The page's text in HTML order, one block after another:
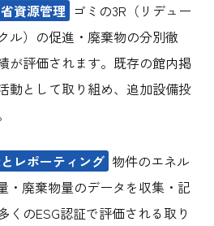
資源管理 ゴミの3R（リデュー
ル）の促進・廃棄物の分別徹
が評価されます。既存の館内掲
動として取り組め、追加設備投
レポーティング 物件のエネル
・廃棄物量のデータを収集・記
くのESG認証で評価される取り